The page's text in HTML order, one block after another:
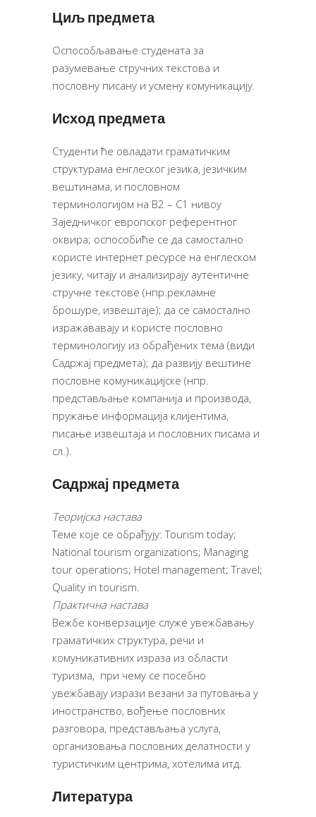
Циљ предмета
Оспособљавање студената за
разумевање стручних текстова и
пословну писану и усмену комуникацију.
Исход предмета
Студенти ће овладати граматичким
структурама енглеског језика, језичким
вештинама, и пословном
терминологијом на В2 – С1 нивоу
Заједничког европског референтног
оквира; оспособиће се да самостално
користе интернет ресурсе на енглеском
језику, читају и анализирају аутентичне
стручне текстове (нпр.рекламне
брошуре, извештаје); да се самостално
изражававају и користе пословно
терминологију из обрађених тема (види
Садржај предмета); да развију вештине
пословне комуникацијске (нпр.
представљање компанија и производа,
пружање информација клијентима,
писање извештаја и пословних писама и
сл.).
Садржај предмета
Теоријска настава
Теме које се обрађују: Tourism today;
National tourism organizations; Managing
tour operations; Hotel management; Travel;
Quality in tourism.
Практична настава
Вежбе конверзације служе увежбавању
граматичких структура, речи и
комуникативних израза из области
туризма, при чему се посебно
увежбавају изрази везани за путовања у
иностранство, вођење пословних
разговора, представљања услуга,
организовања пословних делатности у
туристичким центрима, хотелима итд.
Литература